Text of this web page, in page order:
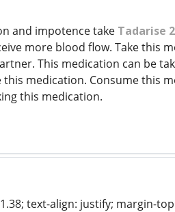
and impotence take Tadarise
more blood flow. Take this
This medication can be
medication. Consume this
this medication.
text-align: justify; margin-